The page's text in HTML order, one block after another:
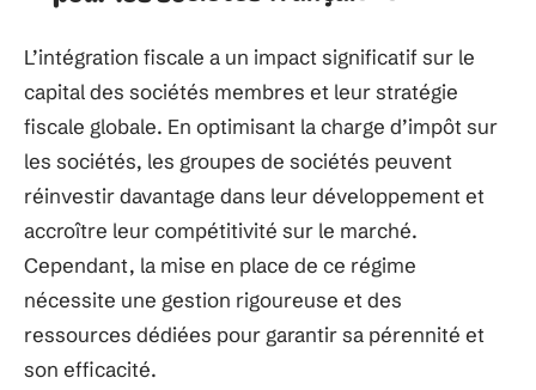
L’intégration fiscale a un impact significatif sur le
capital des sociétés membres et leur stratégie
fiscale globale. En optimisant la charge d’impôt sur
les sociétés, les groupes de sociétés peuvent
réinvestir davantage dans leur développement et
accroître leur compétitivité sur le marché.
Cependant, la mise en place de ce régime
nécessite une gestion rigoureuse et des
ressources dédiées pour garantir sa pérennité et
son efficacité.